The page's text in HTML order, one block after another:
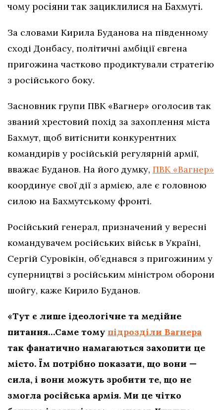
чому росіяни так зациклилися на Бахмуті.
За словами Кирила Буданова на південному
сході Донбасу, політичні амбіції євгена
пригожина частково продиктували стратегію
з російського боку.
Засновник групи ПВК «Вагнер» оголосив так
званий хрестовий похід за захоплення міста
Бахмут, щоб витіснити конкурентних
командирів у російській регулярній армії,
вважає Буданов. На його думку, ПВК «Вагнер»
координує свої дії з армією, але є головною
силою на Бахмутському фронті.
Російський генерал, призначений у вересні
командувачем російських військ в Україні,
Сергій Суровікін, об’єднався з пригожиним у
суперництві з російським міністром оборони
шойгу, каже Кирило Буданов.
«Тут є лише ідеологічне та медійне
питання…Саме тому підрозділи Вагнера
так фанатично намагаються захопити це
місто. Їм потрібно показати, що вони —
сила, і вони можуть зробити те, що не
змогла російська армія. Ми це чітко